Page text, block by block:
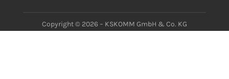
Copyright © 2026 – KSKOMM GmbH & Co. KG